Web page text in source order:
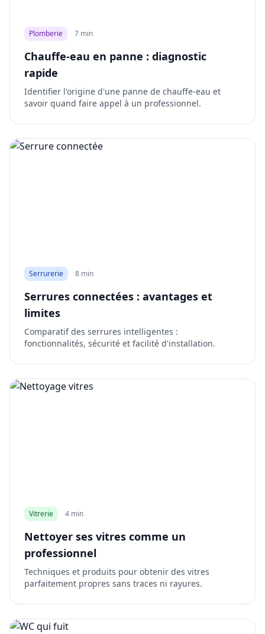
Plomberie 7 min
Chauffe-eau en panne : diagnostic
rapide
Identifier l'origine d'une panne de chauffe-eau et
savoir quand faire appel à un professionnel.
Serrurerie 8 min
Serrures connectées : avantages et
limites
Comparatif des serrures intelligentes :
fonctionnalités, sécurité et facilité d'installation.
Vitrerie 4 min
Nettoyer ses vitres comme un
professionnel
Techniques et produits pour obtenir des vitres
parfaitement propres sans traces ni rayures.